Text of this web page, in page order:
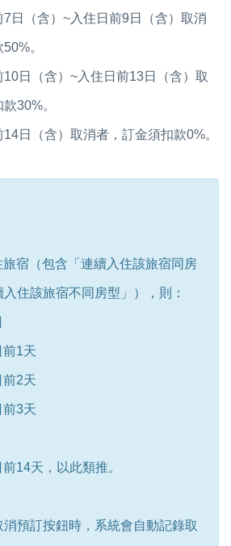
日（含）~入住日前9日（含）取消
。
日（含）~入住日前13日（含）取
30%。
日（含）取消者，訂金須扣款0%。
宿（包含「連續入住該旅宿同房
住該旅宿不同房型」），則：
1天
2天
3天
14天，以此類推。
預訂按鈕時，系統會自動記錄取